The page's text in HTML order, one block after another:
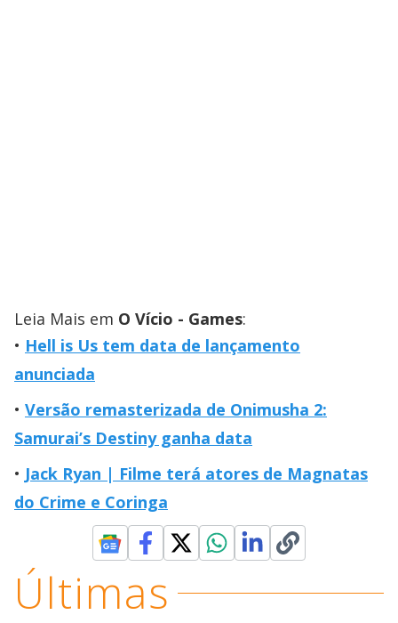
Leia Mais em O Vício - Games:
Hell is Us tem data de lançamento
anunciada
Versão remasterizada de Onimusha 2:
Samurai’s Destiny ganha data
Jack Ryan | Filme terá atores de Magnatas
do Crime e Coringa
Últimas